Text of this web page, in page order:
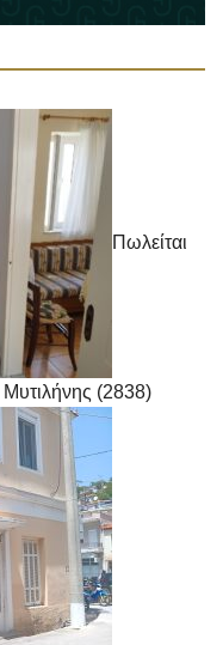
Πωλείται
Μυτιλήνης (2838)